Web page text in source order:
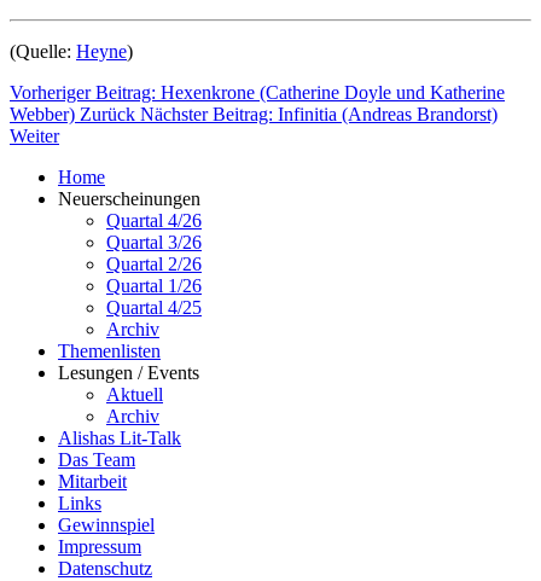
(Quelle: Heyne)
Vorheriger Beitrag: Hexenkrone (Catherine Doyle und Katherine
Webber) Zurück Nächster Beitrag: Infinitia (Andreas Brandorst)
Weiter
Home
Neuerscheinungen
Quartal 4/26
Quartal 3/26
Quartal 2/26
Quartal 1/26
Quartal 4/25
Archiv
Themenlisten
Lesungen / Events
Aktuell
Archiv
Alishas Lit-Talk
Das Team
Mitarbeit
Links
Gewinnspiel
Impressum
Datenschutz